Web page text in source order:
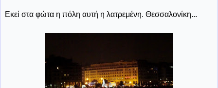
Εκεί στα φώτα η πόλη αυτή η λατρεμένη. Θεσσαλονίκη...